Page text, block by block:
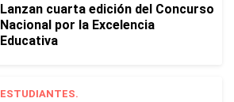
Lanzan cuarta edición del Concurso
Nacional por la Excelencia
Educativa
ESTUDIANTES.